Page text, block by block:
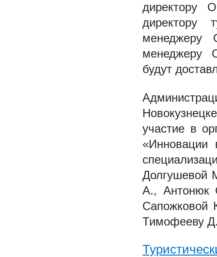
директору
директору
менеджеру
менеджеру
будут
участие в
«Инновации
Долгушевой
А.,
Тимофееву